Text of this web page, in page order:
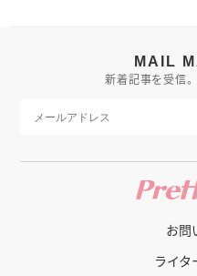
MAIL
新着記事を受信
お問
ライタ